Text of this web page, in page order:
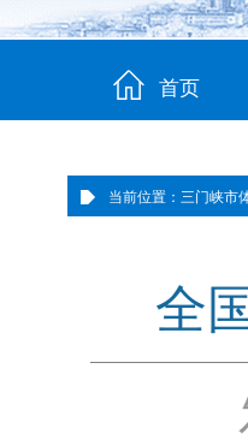
首页
当前位置：三门峡市
全